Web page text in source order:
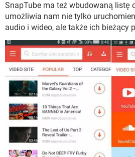
SnapTube ma też wbudowaną listę
umożliwia nam nie tylko
audio i wideo, ale także ich bieżący